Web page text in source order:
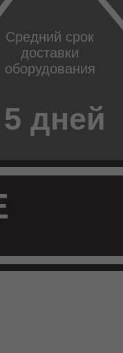
Средний срок
доставки
оборудования
5 дней